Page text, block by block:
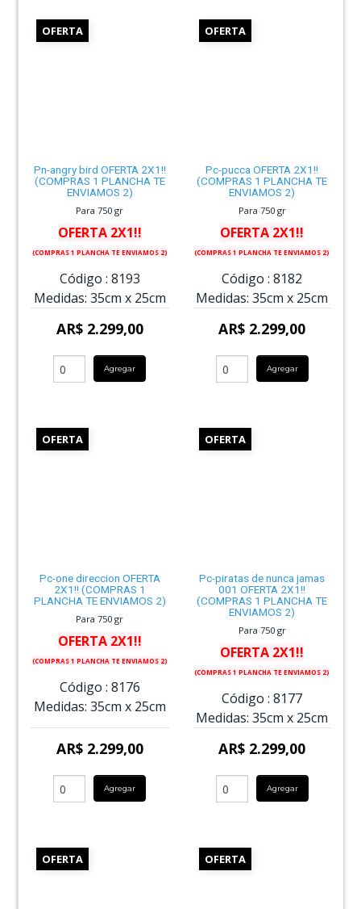
OFERTA
Pn-angry bird OFERTA 2X1!!
(COMPRAS 1 PLANCHA TE
ENVIAMOS 2)
Para 750 gr
OFERTA 2X1!!
(COMPRAS 1 PLANCHA TE ENVIAMOS 2)
Código : 8193
Medidas: 35cm x 25cm
AR$ 2.299,00
Agregar
OFERTA
Pc-pucca OFERTA 2X1!!
(COMPRAS 1 PLANCHA TE
ENVIAMOS 2)
Para 750 gr
OFERTA 2X1!!
(COMPRAS 1 PLANCHA TE ENVIAMOS 2)
Código : 8182
Medidas: 35cm x 25cm
AR$ 2.299,00
Agregar
OFERTA
Pc-one direccion OFERTA
2X1!! (COMPRAS 1
PLANCHA TE ENVIAMOS 2)
Para 750 gr
OFERTA 2X1!!
(COMPRAS 1 PLANCHA TE ENVIAMOS 2)
Código : 8176
Medidas: 35cm x 25cm
AR$ 2.299,00
Agregar
OFERTA
Pc-piratas de nunca jamas
001 OFERTA 2X1!!
(COMPRAS 1 PLANCHA TE
ENVIAMOS 2)
Para 750 gr
OFERTA 2X1!!
(COMPRAS 1 PLANCHA TE ENVIAMOS 2)
Código : 8177
Medidas: 35cm x 25cm
AR$ 2.299,00
Agregar
OFERTA OFERTA